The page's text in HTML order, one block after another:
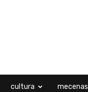
cultura mecenas